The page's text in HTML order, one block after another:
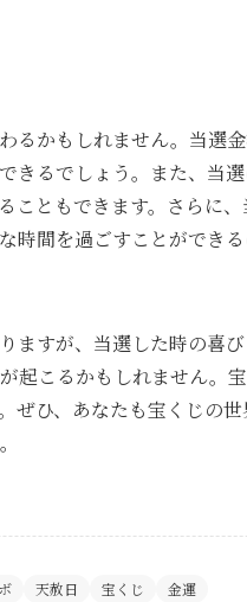
るかもしれません。当選
きるでしょう。また、当
こともできます。さらに
間を過ごすことができる
ますが、当選した時の喜
起こるかもしれません。
ぜひ、あなたも宝くじの
天赦日 宝くじ 金運